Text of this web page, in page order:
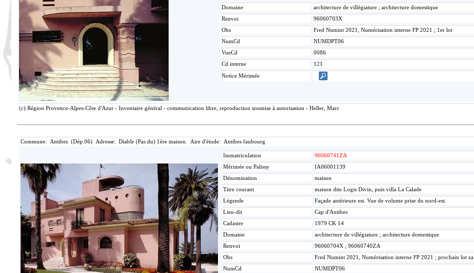
Domaine
architecture de villégiature ; architecture domestique
Renvoi
96060703X
Obs
Fred Numint 2021, Numérisation interne FP 2021 ; 1er lot
NumCd
NUMDPT06
VueCd
0086
Cd interne
121
Notice Mérimée
(c) Région Provence-Alpes-Côte d'Azur - Inventaire général - communication libre, reproduction soumise à autorisation - Heller, Marc
Commune: Antibes (Dép.06) Adresse: Diable (Pas du) 1ère maison. Aire d'étude: Antibes faubourg
Immatriculation
96060741ZA
Mérimée ou Palissy
IA06001139
Dénomination
maison
Titre courant
maison dite Logis Divin, puis villa La Calade
Légende
Façade antérieure est. Vue de volume prise du nord-est.
Lieu-dit
Cap d'Antibes
Cadastre
1979 CK 14
Domaine
architecture de villégiature ; architecture domestique
Renvoi
96060704X ; 96060740ZA
Obs
Fred Numint 2021, Numérisation interne FP 2021 ; prochain lot za
NumCd
NUMDPT06